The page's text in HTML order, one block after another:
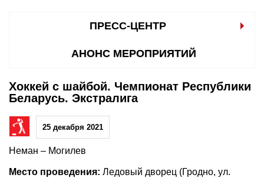
ПРЕСС-ЦЕНТР
АНОНС МЕРОПРИЯТИЙ
Хоккей с шайбой. Чемпионат Республики
Беларусь. Экстралига
25 декабря 2021
Неман – Могилев
Место проведения: Ледовый дворец (Гродно, ул.